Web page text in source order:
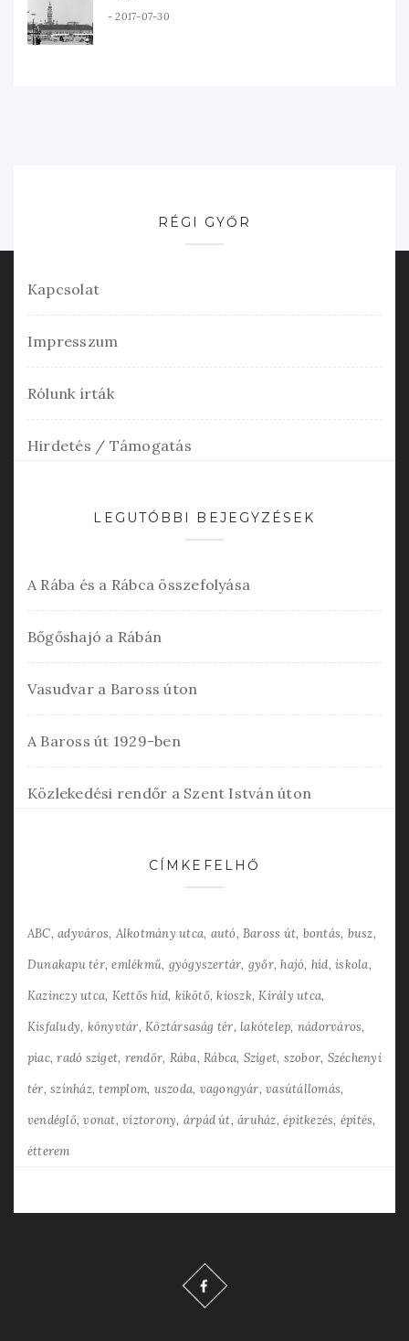
2017-07-30
RÉGI GYŐR
Kapcsolat
Impresszum
Rólunk írták
Hirdetés / Támogatás
LEGUTÓBBI BEJEGYZÉSEK
A Rába és a Rábca összefolyása
Bőgőshajó a Rábán
Vasudvar a Baross úton
A Baross út 1929-ben
Közlekedési rendőr a Szent István úton
CÍMKEFELHŐ
ABC adyváros Alkotmány utca autó Baross út bontás busz
Dunakapu tér emlékmű gyógyszertár győr hajó híd iskola
Kazinczy utca Kettős híd kikötő kioszk Király utca
Kisfaludy könyvtár Köztársaság tér lakótelep nádorváros
piac radó sziget rendőr Rába Rábca Sziget szobor Széchenyi
tér színház templom uszoda vagongyár vasútállomás
vendéglő vonat víztorony árpád út áruház építkezés építés
étterem